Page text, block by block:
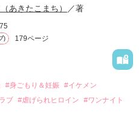
いていた美桜。
に二人の関係は壊れてしまう。
は両親の離婚によって
離れ離れになった。
ないと思っていた哲平に
あきたこまち） ／著
) 179ページ
#身ごもり＆妊娠 #イケメン
ブ #虐げられヒロイン
#ワンナイト